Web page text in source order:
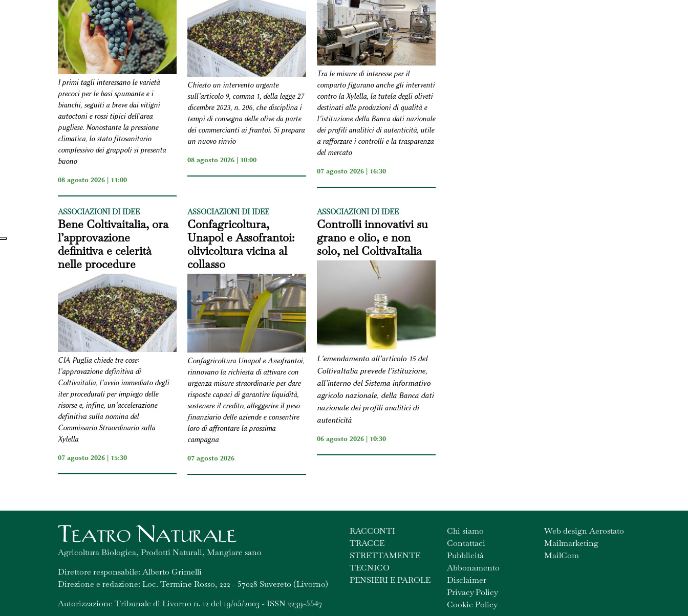
I primi tagli interessano le varietà
precoci per le basi spumante e i
bianchi, seguiti a breve dai vitigni
autoctoni e rossi tipici dell'area
pugliese. Nonostante la pressione
climatica, lo stato fitosanitario
complessivo dei grappoli si presenta
buono
08 agosto 2026 | 11:00
Chiesto un intervento urgente
sull’articolo 9, comma 1, della legge 27
dicembre 2023, n. 206, che disciplina i
tempi di consegna delle olive da parte
dei commercianti ai frantoi. Si prepara
un nuovo rinvio
08 agosto 2026 | 10:00
Tra le misure di interesse per il
comparto figurano anche gli interventi
contro la Xylella, la tutela degli oliveti
destinati alle produzioni di qualità e
l’istituzione della Banca dati nazionale
dei profili analitici di autenticità, utile
a rafforzare i controlli e la trasparenza
del mercato
07 agosto 2026 | 16:30
ASSOCIAZIONI DI IDEE
Bene Coltivaitalia, ora
l’approvazione
definitiva e celerità
nelle procedure
CIA Puglia chiede tre cose:
l’approvazione definitiva di
Coltivaitalia, l’avvio immediato degli
iter procedurali per impiego delle
risorse e, infine, un’accelerazione
definitiva sulla nomina del
Commissario Straordinario sulla
Xylella
07 agosto 2026 | 15:30
ASSOCIAZIONI DI IDEE
Confagricoltura,
Unapol e Assofrantoi:
olivicoltura vicina al
collasso
Confagricoltura Unapol e Assofrantoi,
rinnovano la richiesta di attivare con
urgenza misure straordinarie per dare
risposte capaci di garantire liquidità,
sostenere il credito, alleggerire il peso
finanziario delle aziende e consentire
loro di affrontare la prossima
campagna
07 agosto 2026
ASSOCIAZIONI DI IDEE
Controlli innovativi su
grano e olio, e non
solo, nel ColtivaItalia
L’emendamento all’articolo 15 del
ColtivaItalia prevede l’istituzione,
all’interno del Sistema informativo
agricolo nazionale, della Banca dati
nazionale dei profili analitici di
autenticità
06 agosto 2026 | 10:30
Agricoltura Biologica, Prodotti Naturali, Mangiare sano
Direttore responsabile: Alberto Grimelli
Direzione e redazione: Loc. Termine Rosso, 222 - 57028 Suvereto (Livorno)
Autorizzazione Tribunale di Livorno n. 12 del 19/05/2003 - ISSN 2239-5547
RACCONTI
TRACCE
STRETTAMENTE
TECNICO
PENSIERI E PAROLE
Chi siamo
Contattaci
Pubblicità
Abbonamento
Disclaimer
Privacy Policy
Cookie Policy
Web design Aerostato
Mailmarketing
MailCom